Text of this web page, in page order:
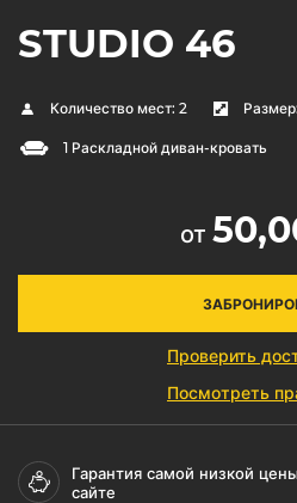
STUDIO 46
Количество мест: 2 Размер:
1 Раскладной диван-кровать
от
Проверить
Посмотреть
Гарантия самой низкой
сайте